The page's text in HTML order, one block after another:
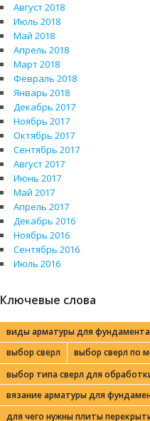
Август 2018
Июль 2018
Май 2018
Апрель 2018
Март 2018
Февраль 2018
Январь 2018
Декабрь 2017
Ноябрь 2017
Октябрь 2017
Сентябрь 2017
Август 2017
Июнь 2017
Май 2017
Апрель 2017
Декабрь 2016
Ноябрь 2016
Сентябрь 2016
Июль 2016
Ключевые слова
виды арматуры для фундамента
выбор сверл
выбор сверл по
выбор типа сверл для
вязание арматуры для
для чего нужны плиты